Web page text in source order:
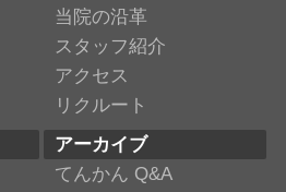
当院の沿革
スタッフ紹介
アクセス
リクルート
アーカイブ
てんかん Q&A